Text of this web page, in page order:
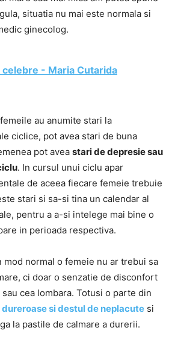
situatia nu mai este normala si
ginecolog.
celebre - Maria Cutarida
femeile au anumite stari la
ciclice, pot avea stari de buna
pot avea stari de depresie sau
. In cursul unui ciclu apar
de aceea fiecare femeie trebuie
stari si sa-si tina un calendar al
pentru a a-si intelege mai bine o
in perioada respectiva.
normal o femeie nu ar trebui sa
ci doar o senzatie de disconfort
cea lombara. Totusi o parte din
si destul de neplacute si
la pastile de calmare a durerii.